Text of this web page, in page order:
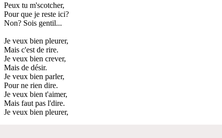
Peux tu m'scotcher,
Pour que je reste ici?
Non? Sois gentil...
Je veux bien pleurer,
Mais c'est de rire.
Je veux bien crever,
Mais de désir.
Je veux bien parler,
Pour ne rien dire.
Je veux bien t'aimer,
Mais faut pas l'dire.
Je veux bien pleurer,